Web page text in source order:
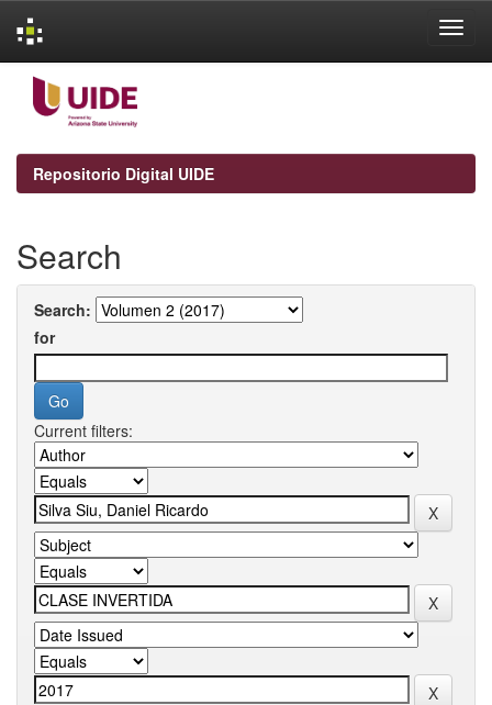
navigation
Repositorio Digital UIDE
Search
Search:
for
Current filters: